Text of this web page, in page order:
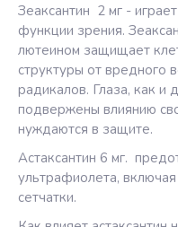
Зеаксантин 2 мг -
функции зрения.
лютеином защищает
структуры от вредного
радикалов. Глаза, как и
подвержены влиянию
нуждаются в защите.
Астаксантин 6 мг.
ультрафиолета,
сетчатки.